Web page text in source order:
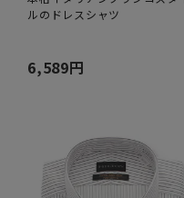
ルのドレスシャツ
6,589円